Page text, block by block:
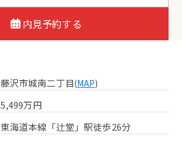
内見予約する
藤沢市城南二丁目(MAP)
5,499万円
東海道本線「辻堂」駅徒歩26分